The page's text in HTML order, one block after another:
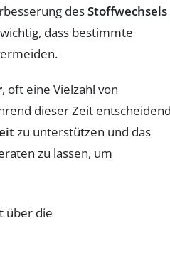
desStoffwechsels
dass bestimmte
, oft eine Vielzahl von
dieser Zeit
zu unterstützen und das
zu lassen, um